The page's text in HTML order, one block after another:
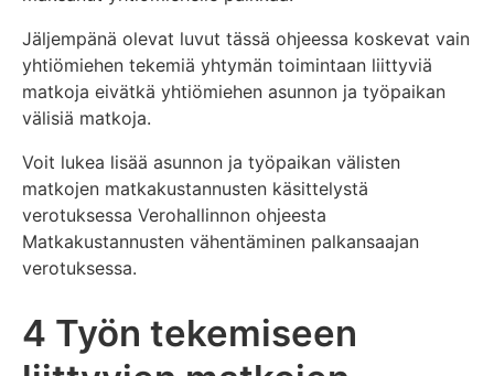
Jäljempänä olevat luvut tässä ohjeessa koskevat vain
yhtiömiehen tekemiä yhtymän toimintaan liittyviä
matkoja eivätkä yhtiömiehen asunnon ja työpaikan
välisiä matkoja.
Voit lukea lisää asunnon ja työpaikan välisten
matkojen matkakustannusten käsittelystä
verotuksessa Verohallinnon ohjeesta
Matkakustannusten vähentäminen palkansaajan
verotuksessa.
4 Työn tekemiseen